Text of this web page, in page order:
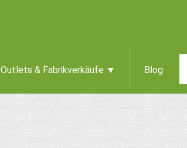
Outlets & Fabrikverkäufe ▼ Blog